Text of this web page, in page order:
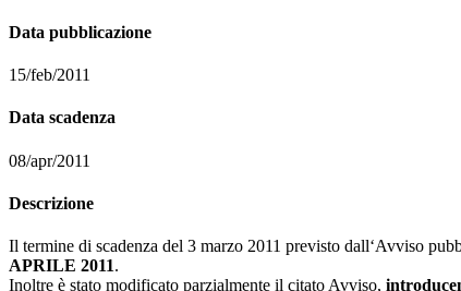
Data pubblicazione
15/feb/2011
Data scadenza
08/apr/2011
Descrizione
Il termine di scadenza del 3 marzo 2011 previsto dall‘Avviso
APRILE 2011.
Inoltre è stato modificato parzialmente il citato Avviso,